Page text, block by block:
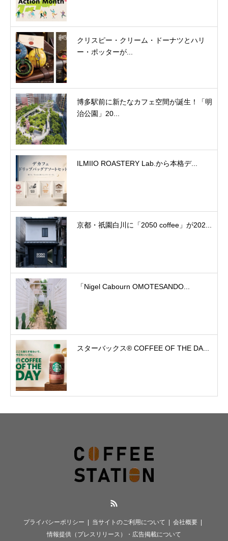
クリスピー・クリーム・ドーナツとハリ
ー・ポッターが...
博多駅前に新たなカフェ空間が誕生！「明
治公園」20...
ILMIIO ROASTERY Lab.から本格デ...
京都・祇園白川に「2050 coffee」が202...
「Nigel Cabourn OMOTESANDO...
スターバックス® COFFEE OF THE DA...
プライバシーポリシー 当サイトのご利用について
会社概要
情報提供（プレスリリース）・広告掲載について